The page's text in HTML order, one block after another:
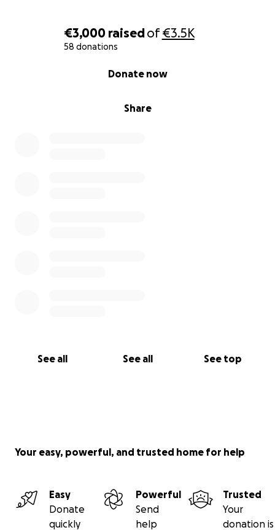
€3,000 raisedof€3.5K
58 donations
Share
Donate now
See all See all See top
Your easy, powerful, and trusted home for help
Easy
Donate
quickly
Powerful
Send
help
Trusted
Your
donation is